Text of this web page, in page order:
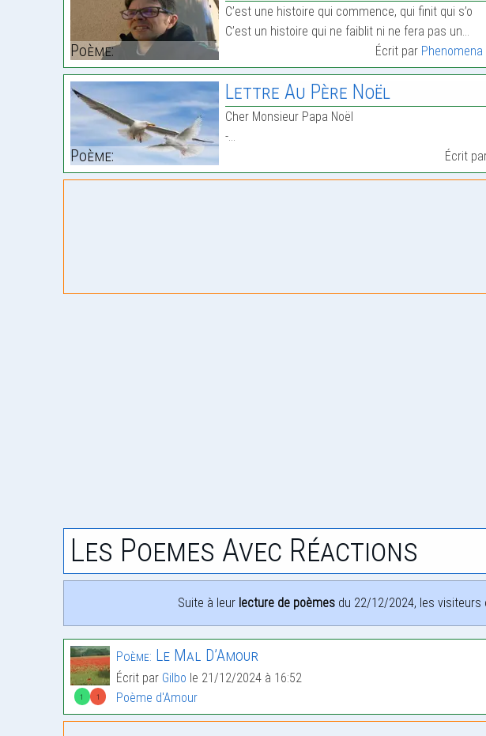
Poème:
C’est une histoire qui commence, qui finit qui s’o
C’est un histoire qui ne faiblit ni ne fera pas un…
Écrit par Phenomena
Poème:
Lettre Au Père Noël
Cher Monsieur Papa Noël
-…
Écrit
Les Poemes Avec Réactions
Suite à leur lecture de poèmes du 22/12/2024, les
1 1
Poème: Le Mal D’Amour
Écrit par Gilbo le 21/12/2024 à 16:52
Poème d'Amour